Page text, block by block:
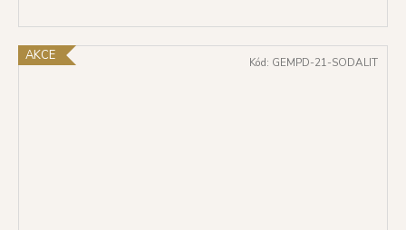
AKCE Kód: GEMPD-21-SODALIT